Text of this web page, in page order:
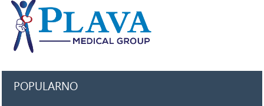
POPULARNO